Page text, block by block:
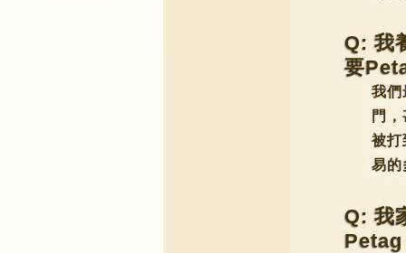
Q: 我
要
我們
門
被打
易的
Q: 我
Petag